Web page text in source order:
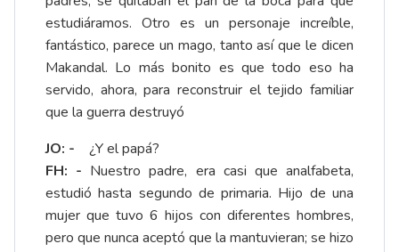
estudiáramos. Otro es un personaje increíble,
fantástico, parece un mago, tanto así que le dicen
Makandal. Lo más bonito es que todo eso ha
servido, ahora, para reconstruir el tejido familiar
que la guerra destruyó
JO: -
¿Y el papá?
FH: - Nuestro padre, era casi que analfabeta,
estudió hasta segundo de primaria. Hijo de una
mujer que tuvo 6 hijos con diferentes hombres,
pero que nunca aceptó que la mantuvieran; se hizo